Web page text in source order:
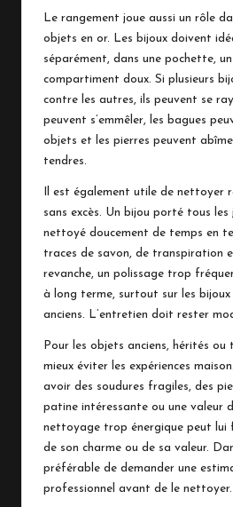
Le rangement joue aussi un rôle
objets en or. Les bijoux doivent
séparément, dans une pochette,
compartiment doux. Si plusieurs
contre les autres, ils peuvent se
peuvent s’emmêler, les bagues
objets et les pierres peuvent
tendres.
Il est également utile de nettoyer
sans excès. Un bijou porté tous
nettoyé doucement de temps en
traces de savon, de transpiration
revanche, un polissage trop
à long terme, surtout sur les bijoux
anciens. L’entretien doit rester
Pour les objets anciens, hérités ou
mieux éviter les expériences
avoir des soudures fragiles, des
patine intéressante ou une valeur
nettoyage trop énergique peut lui
de son charme ou de sa valeur.
préférable de demander une
professionnel avant de le nettoyer.